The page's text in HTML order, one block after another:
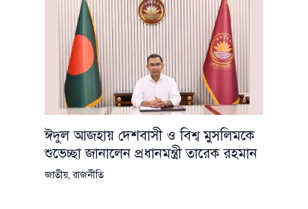
ঈদুল আজহায় দেশবাসী ও বিশ্ব মুসলিমকে
শুভেচ্ছা জানালেন প্রধানমন্ত্রী তারেক রহমান
জাতীয়,রাজনীতি